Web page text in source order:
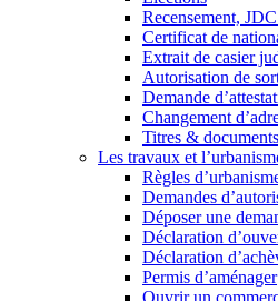
Recensement,
Certificat de
Extrait de casier
Autorisation de
Demande
Changement
Titres &
Les travaux et
Règles
Demandes
Déposer une
Déclaration
Déclaration
Permis d’aménager
Ouvrir un